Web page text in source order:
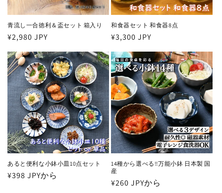
青流し一合徳利＆盃セット 箱入り
通
価
格
¥2,980 JPY
和食器セット 和食器8点
通
価
格
¥3,300 JPY
あると便利な小鉢小皿10点セット
通
¥398 JPYから
14種から選べる!!万能小鉢 日本製 国
産
通
¥260 JPYから